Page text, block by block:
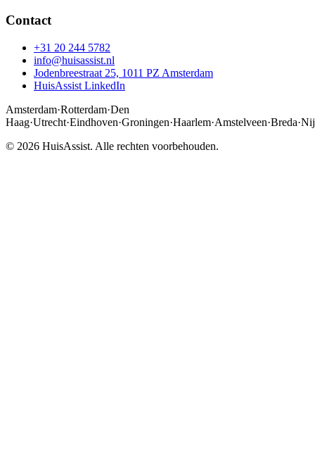
Contact
+31 20 244 5782
info@huisassist.nl
Jodenbreestraat 25, 1011 PZ Amsterdam
HuisAssist LinkedIn
Amsterdam·Rotterdam·Den
Haag·Utrecht·Eindhoven·Groningen·Haarlem·Amstelveen·Breda·
© 2026 HuisAssist. Alle rechten voorbehouden.